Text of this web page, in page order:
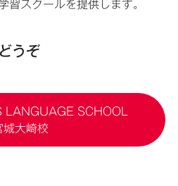
習スクールを提供します。
うぞ
SCHOOL
城大崎校